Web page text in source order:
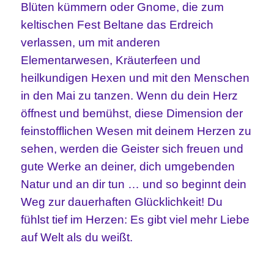
Blüten kümmern oder Gnome, die zum
keltischen Fest Beltane das Erdreich
verlassen, um mit anderen
Elementarwesen, Kräuterfeen und
heilkundigen Hexen und mit den Menschen
in den Mai zu tanzen. Wenn du dein Herz
öffnest und bemühst, diese Dimension der
feinstofflichen Wesen mit deinem Herzen zu
sehen, werden die Geister sich freuen und
gute Werke an deiner, dich umgebenden
Natur und an dir tun … und so beginnt dein
Weg zur dauerhaften Glücklichkeit! Du
fühlst tief im Herzen: Es gibt viel mehr Liebe
auf Welt als du weißt.